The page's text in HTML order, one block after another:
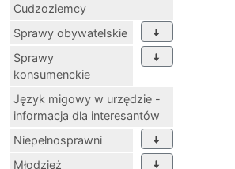
Cudzoziemcy
Sprawy obywatelskie
Sprawy
konsumenckie
Język migowy w urzędzie -
informacja dla interesantów
Niepełnosprawni
Młodzież